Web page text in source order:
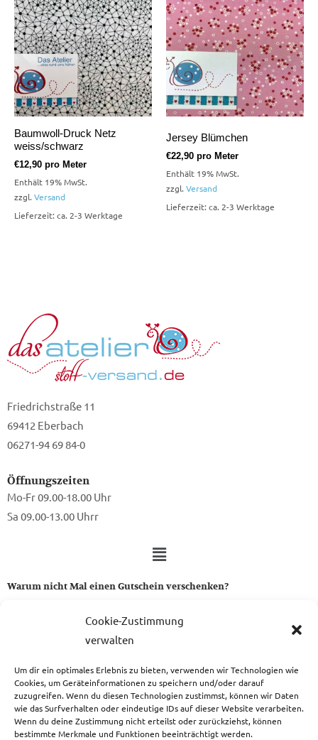
Cookie-Zustimmung
verwalten
Um dir ein optimales Erlebnis zu bieten, verwenden wir Technologien wie
Cookies, um Geräteinformationen zu speichern und/oder darauf
zuzugreifen. Wenn du diesen Technologien zustimmst, können wir Daten
wie das Surfverhalten oder eindeutige IDs auf dieser Website verarbeiten.
Wenn du deine Zustimmung nicht erteilst oder zurückziehst, können
bestimmte Merkmale und Funktionen beeinträchtigt werden.
Baumwoll-Druck Netz
weiss/schwarz
€12,90 pro Meter
Enthält 19% MwSt.
zzgl. Versand
Lieferzeit: ca. 2-3 Werktage
Jersey Blümchen
€22,90 pro Meter
Enthält 19% MwSt.
zzgl. Versand
Lieferzeit: ca. 2-3 Werktage
Friedrichstraße 11
69412 Eberbach
06271-94 69 84-0
Öffnungszeiten
Mo-Fr 09.00-18.00 Uhr
Sa 09.00-13.00 Uhrr
Warum nicht Mal einen Gutschein verschenken?
Ein Gutschein von uns ist das perfekte Geschenk für alle Stoff-
zum Gutschein